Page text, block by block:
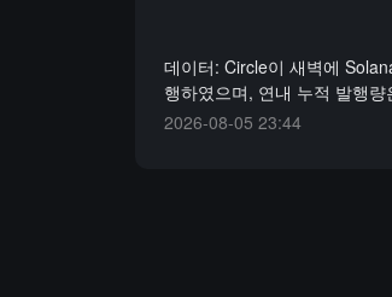
데이터: Circle이 새벽에
행하였으며, 연내 누적 발행
2026-08-05 23:44